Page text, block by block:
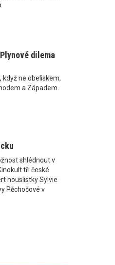
dilema
když ne obeliskem,
a Západem.
shlédnout v
tři české
houslistky Sylvie
Pěchočové v